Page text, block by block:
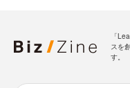
「
スを
す。